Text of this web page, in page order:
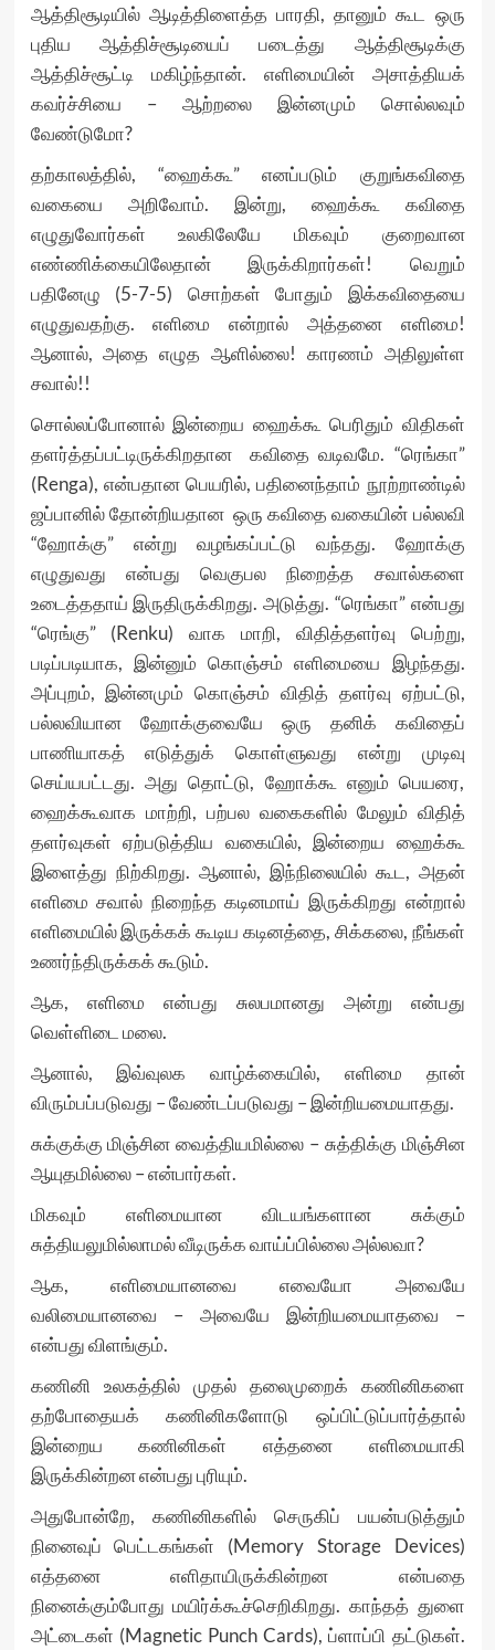
ஆத்திசூடியில் ஆடித்திளைத்த பாரதி, தானும் கூட ஒரு
புதிய ஆத்திச்சூடியைப் படைத்து ஆத்திசூடிக்கு
ஆத்திச்சூட்டி மகிழ்ந்தான். எளிமையின் அசாத்தியக்
கவர்ச்சியை – ஆற்றலை இன்னமும் சொல்லவும்
வேண்டுமோ?
தற்காலத்தில், “ஹைக்கூ” எனப்படும் குறுங்கவிதை
வகையை அறிவோம். இன்று, ஹைக்கூ கவிதை
எழுதுவோர்கள் உலகிலேயே மிகவும் குறைவான
எண்ணிக்கையிலேதான் இருக்கிறார்கள்! வெறும்
பதினேழு (5-7-5) சொற்கள் போதும் இக்கவிதையை
எழுதுவதற்கு. எளிமை என்றால் அத்தனை எளிமை!
ஆனால், அதை எழுத ஆளில்லை! காரணம் அதிலுள்ள
சவால்!!
சொல்லப்போனால் இன்றைய ஹைக்கூ பெரிதும் விதிகள்
தளர்த்தப்பட்டிருக்கிறதான கவிதை வடிவமே. “ரெங்கா”
(Renga), என்பதான பெயரில், பதினைந்தாம் நூற்றாண்டில்
ஜப்பானில் தோன்றியதான ஒரு கவிதை வகையின் பல்லவி
“ஹோக்கு” என்று வழங்கப்பட்டு வந்தது. ஹோக்கு
எழுதுவது என்பது வெகுபல நிறைத்த சவால்களை
உடைத்ததாய் இருதிருக்கிறது. அடுத்து. “ரெங்கா” என்பது
“ரெங்கு” (Renku) வாக மாறி, விதித்தளர்வு பெற்று,
படிப்படியாக, இன்னும் கொஞ்சம் எளிமையை இழந்தது.
அப்புறம், இன்னமும் கொஞ்சம் விதித் தளர்வு ஏற்பட்டு,
பல்லவியான ஹோக்குவையே ஒரு தனிக் கவிதைப்
பாணியாகத் எடுத்துக் கொள்ளுவது என்று முடிவு
செய்யபட்டது. அது தொட்டு, ஹோக்கூ எனும் பெயரை,
ஹைக்கூவாக மாற்றி, பற்பல வகைகளில் மேலும் விதித்
தளர்வுகள் ஏற்படுத்திய வகையில், இன்றைய ஹைக்கூ
இளைத்து நிற்கிறது. ஆனால், இந்நிலையில் கூட, அதன்
எளிமை சவால் நிறைந்த கடினமாய் இருக்கிறது என்றால்
எளிமையில் இருக்கக் கூடிய கடினத்தை, சிக்கலை, நீங்கள்
உணர்ந்திருக்கக் கூடும்.
ஆக, எளிமை என்பது சுலபமானது அன்று என்பது
வெள்ளிடை மலை.
ஆனால், இவ்வுலக வாழ்க்கையில், எளிமை தான்
விரும்பப்படுவது – வேண்டப்படுவது – இன்றியமையாதது.
சுக்குக்கு மிஞ்சின வைத்தியமில்லை – சுத்திக்கு மிஞ்சின
ஆயுதமில்லை – என்பார்கள்.
மிகவும் எளிமையான விடயங்களான சுக்கும்
சுத்தியலுமில்லாமல் வீடிருக்க வாய்ப்பில்லை அல்லவா?
ஆக, எளிமையானவை எவையோ அவையே
வலிமையானவை – அவையே இன்றியமையாதவை –
என்பது விளங்கும்.
கணினி உலகத்தில் முதல் தலைமுறைக் கணினிகளை
தற்போதையக் கணினிகளோடு ஒப்பிட்டுப்பார்த்தால்
இன்றைய கணினிகள் எத்தனை எளிமையாகி
இருக்கின்றன என்பது புரியும்.
அதுபோன்றே, கணினிகளில் செருகிப் பயன்படுத்தும்
நினைவுப் பெட்டகங்கள் (Memory Storage Devices)
எத்தனை எளிதாயிருக்கின்றன என்பதை
நினைக்கும்போது மயிர்க்கூச்செறிகிறது. காந்தத் துளை
அட்டைகள் (Magnetic Punch Cards), ப்ளாப்பி தட்டுகள்.